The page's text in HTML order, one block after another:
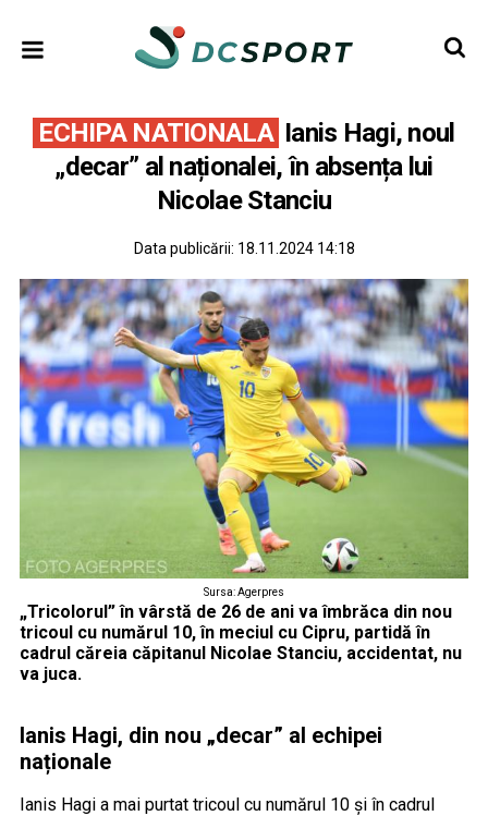
ECHIPA NATIONALA Ianis Hagi, noul
„decar” al naționalei, în absența lui
Nicolae Stanciu
Data publicării: 18.11.2024 14:18
Sursa: Agerpres
„Tricolorul” în vârstă de 26 de ani va îmbrăca din nou
tricoul cu numărul 10, în meciul cu Cipru, partidă în
cadrul căreia căpitanul Nicolae Stanciu, accidentat, nu
va juca.
Ianis Hagi, din nou „decar” al echipei
naționale
Ianis Hagi a mai purtat tricoul cu numărul 10 și în cadrul